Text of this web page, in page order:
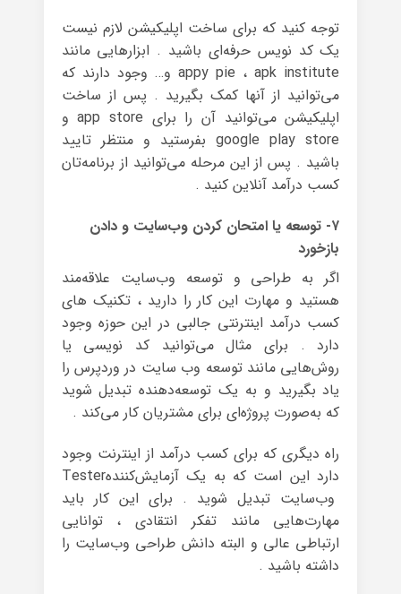
توجه کنید که برای ساخت اپلیکیشن لازم نیست
یک کد نویس حرفه‌ای باشید . ابزارهایی مانند
appy pie ، apk institute و… وجود دارند که
می‌توانید از آنها کمک بگیرید . پس از ساخت
اپلیکیشن می‌توانید آن را برای app store و
google play store بفرستید و منتظر تایید
باشید . پس از این مرحله می‌توانید از برنامه‌تان
کسب درآمد آنلاین کنید .
۷- توسعه یا امتحان کردن وب‌سایت و دادن
بازخورد
اگر به طراحی و توسعه وب‌سایت علاقه‌مند
هستید و مهارت این کار را دارید ، تکنیک های
کسب درآمد اینترنتی جالبی در این حوزه وجود
دارد . برای مثال می‌توانید کد نویسی یا
روش‌هایی مانند توسعه وب سایت در وردپرس را
یاد بگیرید و به یک توسعه‌دهنده تبدیل شوید
که به‌صورت پروژه‌ای برای مشتریان کار می‌کند .
راه دیگری که برای کسب درآمد از اینترنت وجود
دارد این است که به یک آزمایش‌کنندهTester
وب‌سایت تبدیل شوید . برای این کار باید
مهارت‌هایی مانند تفکر انتقادی ، توانایی
ارتباطی عالی و البته دانش طراحی وب‌سایت را
داشته باشید .